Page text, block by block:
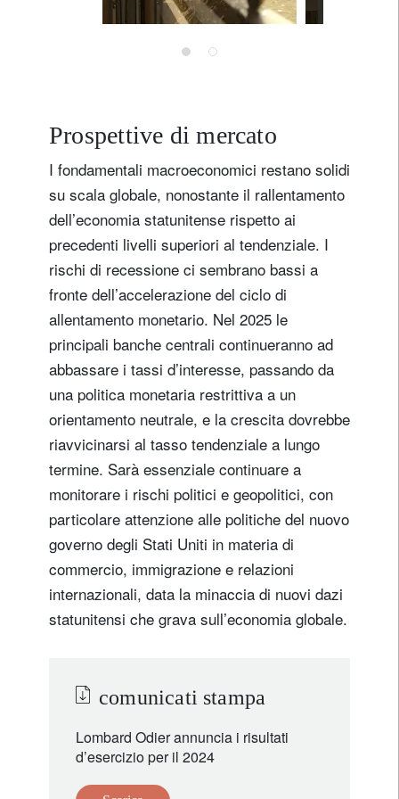
Prospettive di mercato
I fondamentali macroeconomici restano solidi
su scala globale, nonostante il rallentamento
dell’economia statunitense rispetto ai
precedenti livelli superiori al tendenziale. I
rischi di recessione ci sembrano bassi a
fronte dell’accelerazione del ciclo di
allentamento monetario. Nel 2025 le
principali banche centrali continueranno ad
abbassare i tassi d’interesse, passando da
una politica monetaria restrittiva a un
orientamento neutrale, e la crescita dovrebbe
riavvicinarsi al tasso tendenziale a lungo
termine. Sarà essenziale continuare a
monitorare i rischi politici e geopolitici, con
particolare attenzione alle politiche del nuovo
governo degli Stati Uniti in materia di
commercio, immigrazione e relazioni
internazionali, data la minaccia di nuovi dazi
statunitensi che grava sull’economia globale.
comunicati stampa
Lombard Odier annuncia i risultati
d’esercizio per il 2024